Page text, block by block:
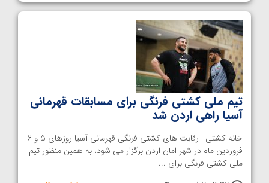
تیم ملی کشتی فرنگی برای مسابقات قهرمانی
آسیا راهی اردن شد
خانه کشتی | رقابت های کشتی فرنگی قهرمانی آسیا روزهای 5 و 6
فروردین ماه در شهر امان اردن برگزار می شود، به همین منظور تیم
ملی کشتی فرنگی برای ...